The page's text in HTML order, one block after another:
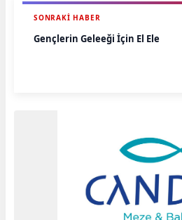
SONRAKI HABER
Gençlerin Geleeği İçin El Ele